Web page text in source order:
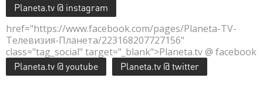
Planeta.tv @ instagram
href="https://www.facebook.com/pages/Planeta-TV-
Телевизия-Планета/223168207727156"
class="tag_social" target="_blank">Planeta.tv @ facebook
Planeta.tv @ youtube Planeta.tv @ twitter